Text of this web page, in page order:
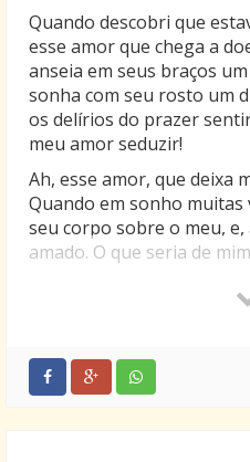
Quando descobri que
esse amor que chega a
anseia em seus braços
sonha com seu rosto um
os delírios do prazer
meu amor seduzir!
Ah, esse amor, que deixa
Quando em sonho muitas
seu corpo sobre o meu,
amado. O que seria de
esperança que um dia em